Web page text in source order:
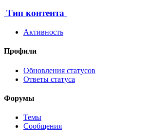
Тип контента
Активность
Профили
Обновления статусов
Ответы статуса
Форумы
Темы
Сообщения